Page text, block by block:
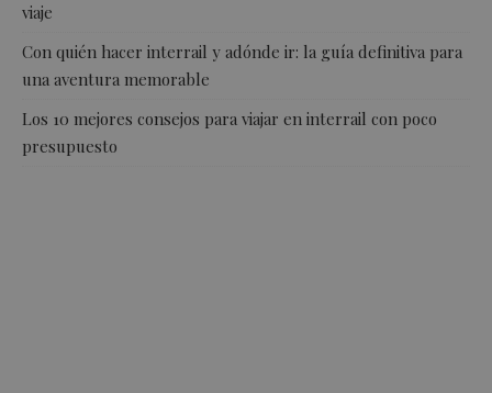
viaje
Con quién hacer interrail y adónde ir: la guía definitiva para
una aventura memorable
Los 10 mejores consejos para viajar en interrail con poco
presupuesto